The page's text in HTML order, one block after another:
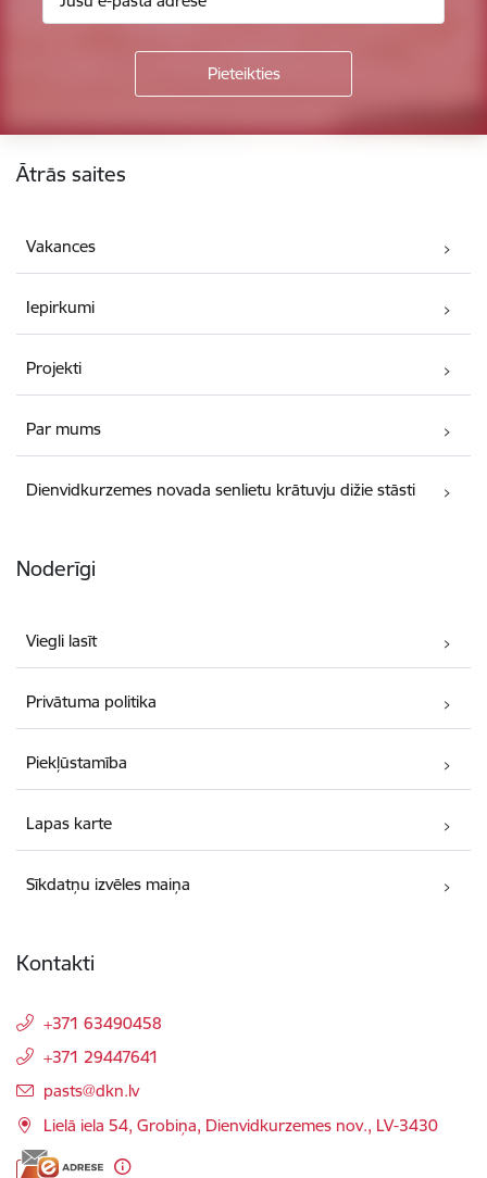
Ātrās saites
Vakances
Iepirkumi
Projekti
Par mums
Dienvidkurzemes novada senlietu krātuvju dižie stāsti
Noderīgi
Viegli lasīt
Privātuma politika
Piekļūstamība
Lapas karte
Sīkdatņu izvēles maiņa
Kontakti
+371 63490458
+371 29447641
E-pasts:
pasts@dkn.lv
Lielā iela 54, Grobiņa, Dienvidkurzemes nov., LV-3430